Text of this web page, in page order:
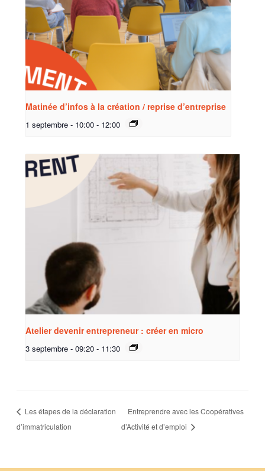
Matinée d’infos à la création / reprise d’entreprise
1 septembre - 10:00 - 12:00
Atelier devenir entrepreneur : créer en micro
3 septembre - 09:20 - 11:30
Les étapes de la déclaration
d’immatriculation
Entreprendre avec les Coopératives
d’Activité et d’emploi